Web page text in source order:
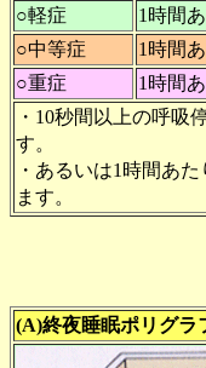
○軽症
1時間
○中等症
1時間
○重症
1時間
・10秒間以上の呼吸
す。
・あるいは1時間あ
ます。
(A)終夜睡眠ポリグラ